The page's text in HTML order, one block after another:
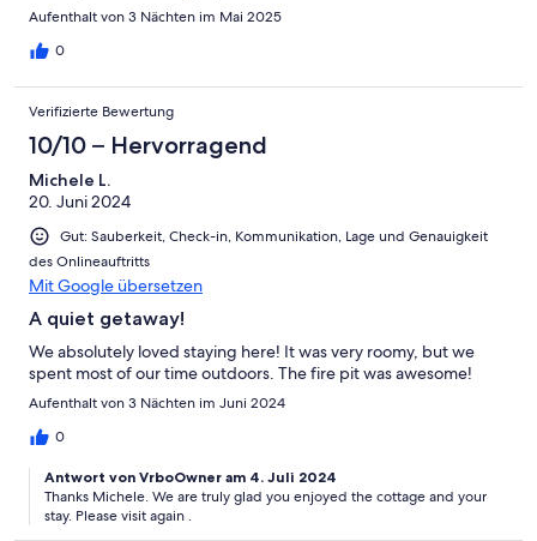
Aufenthalt von 3 Nächten im Mai 2025
0
Verifizierte Bewertung
10/10 – Hervorragend
Michele L.
20. Juni 2024
Gut: Sauberkeit, Check-in, Kommunikation, Lage und Genauigkeit
des Onlineauftritts
Mit Google übersetzen
A quiet getaway!
We absolutely loved staying here! It was very roomy, but we
spent most of our time outdoors. The fire pit was awesome!
Aufenthalt von 3 Nächten im Juni 2024
0
Antwort von VrboOwner am 4. Juli 2024
Thanks Michele. We are truly glad you enjoyed the cottage and your
stay. Please visit again .